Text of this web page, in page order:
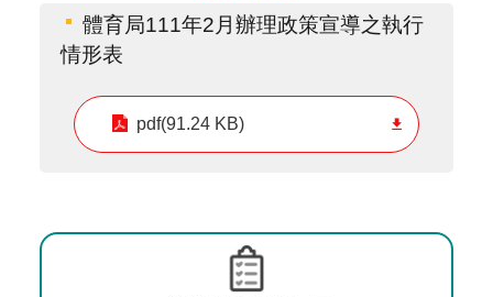
體育局111年2月辦理政策宣導之執行
情形表
pdf(91.24 KB)